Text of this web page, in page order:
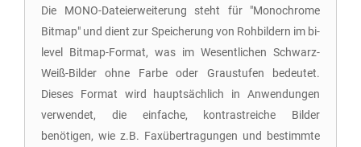
Die MONO-Dateierweiterung steht für "Monochrome
Bitmap" und dient zur Speicherung von Rohbildern im bi-
level Bitmap-Format, was im Wesentlichen Schwarz-
Weiß-Bilder ohne Farbe oder Graustufen bedeutet.
Dieses Format wird hauptsächlich in Anwendungen
verwendet, die einfache, kontrastreiche Bilder
benötigen, wie z.B. Faxübertragungen und bestimmte